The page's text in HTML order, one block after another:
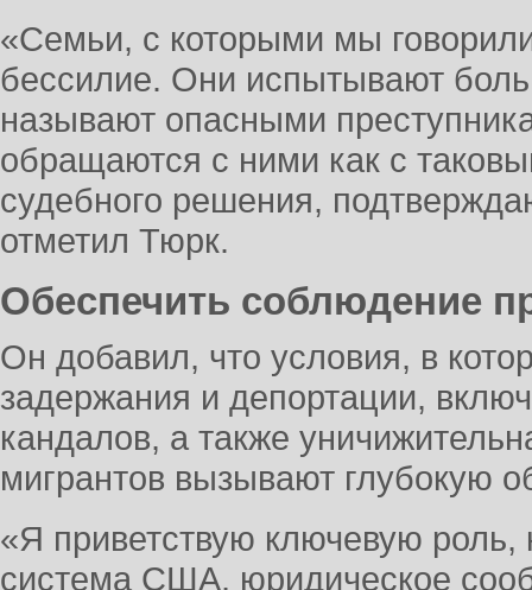
«Семьи, с которыми мы
бессилие. Они испытывают боль
называют опасными
обращаются с ними как с
судебного решения,
отметил Тюрк.
Обеспечить соблюдение
Он добавил, что условия, в
задержания и депортации,
кандалов, а также
мигрантов вызывают глубокую
«Я приветствую ключевую роль,
система США, юридическое